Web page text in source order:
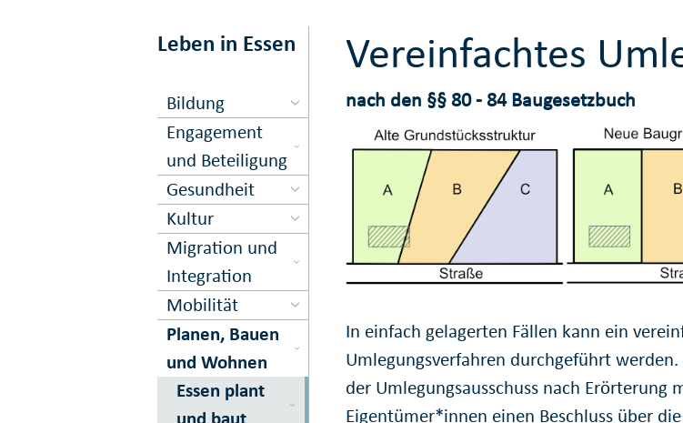
Leben in Essen
Bildung
Engagement
und Beteiligung
Gesundheit
Kultur
Migration und
Inte­gration
Mobilität
Planen, Bauen
und Wohnen
Essen plant
und baut
Vereinfachtes
nach den §§ 80 - 84 Baugesetzbuch
In einfach gelagerten Fällen kann ein
Umlegungsverfahren durchgeführt werden.
der Umlegungsausschuss nach Erörterung
Eigentümer*innen einen Beschluss über